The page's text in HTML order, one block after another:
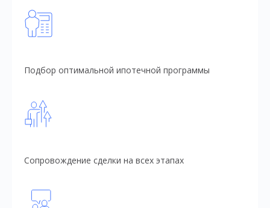
Подбор оптимальной ипотечной программы
Сопровождение сделки на всех этапах